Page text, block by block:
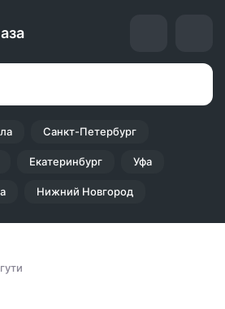
Санкт-Петербург
Екатеринбург Уфа
Нижний Новгород